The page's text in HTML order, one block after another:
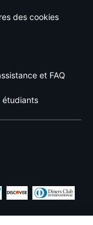
des cookies
et FAQ
étudiants